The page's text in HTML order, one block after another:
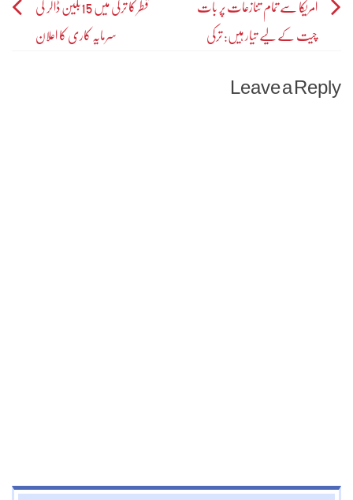
Post
navigation
امریکا سے تمام تنازعات پر بات
چیت کے لیے تیار ہیں: ترکی
قطر کا ترکی میں 15بلین ڈالر کی
سرمایہ کاری کا اعلان
Leave a Reply